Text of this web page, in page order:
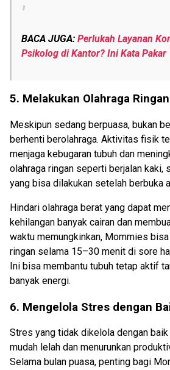
BACA JUGA: Perlukah Layanan
Psikolog di Kantor? Ini Kata Pakar
5. Melakukan Olahraga
Meskipun sedang berpuasa, bukan
berhenti berolahraga. Aktivitas fisik
menjaga kebugaran tubuh dan
olahraga ringan seperti berjalan kaki,
yang bisa dilakukan setelah berbuka
Hindari olahraga berat yang dapat
kehilangan banyak cairan dan
waktu memungkinkan, Mommies
ringan selama 15–30 menit di sore
Ini bisa membantu tubuh tetap aktif
banyak energi.
6. Mengelola Stres dengan
Stres yang tidak dikelola dengan
mudah lelah dan menurunkan
Selama bulan puasa, penting bagi